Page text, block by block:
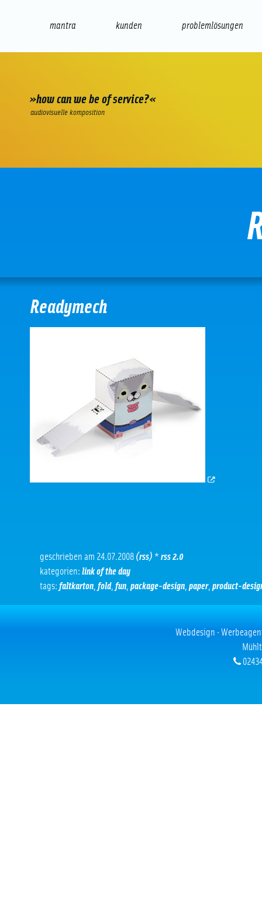
mantra kunden problemlösungen
»how can we be of service?«
audiovisuelle komposition
Readymech
geschrieben am 24.07.2008 (rss) * rss 2.0
kategorien: link of the day
tags: faltkarton fold, fun package-design paper, product-
Webdesign ·